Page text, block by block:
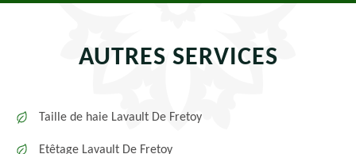
AUTRES SERVICES
Taille de haie Lavault De Fretoy
Etêtage Lavault De Fretoy